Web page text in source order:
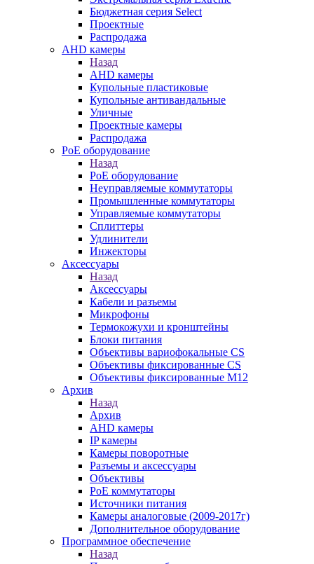
Бюджетная серия Select
Проектные
Распродажа
AHD камеры
Назад
AHD камеры
Купольные пластиковые
Купольные антивандальные
Уличные
Проектные камеры
Распродажа
PoE оборудование
Назад
PoE оборудование
Неуправляемые коммутаторы
Промышленные коммутаторы
Управляемые коммутаторы
Сплиттеры
Удлинители
Инжекторы
Аксессуары
Назад
Аксессуары
Кабели и разъемы
Микрофоны
Термокожухи и кронштейны
Блоки питания
Объективы вариофокальные CS
Объективы фиксированные CS
Объективы фиксированные М12
Архив
Назад
Архив
AHD камеры
IP камеры
Камеры поворотные
Разъемы и аксессуары
Объективы
PoE коммутаторы
Источники питания
Камеры аналоговые (2009-2017г)
Дополнительное оборудование
Программное обеспечение
Назад